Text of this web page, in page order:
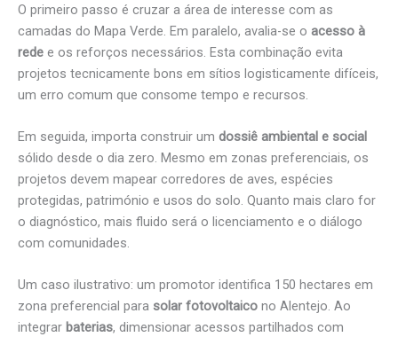
O primeiro passo é cruzar a área de interesse com as
camadas do Mapa Verde. Em paralelo, avalia-se o acesso à
rede e os reforços necessários. Esta combinação evita
projetos tecnicamente bons em sítios logisticamente difíceis,
um erro comum que consome tempo e recursos.
Em seguida, importa construir um dossiê ambiental e social
sólido desde o dia zero. Mesmo em zonas preferenciais, os
projetos devem mapear corredores de aves, espécies
protegidas, património e usos do solo. Quanto mais claro for
o diagnóstico, mais fluido será o licenciamento e o diálogo
com comunidades.
Um caso ilustrativo: um promotor identifica 150 hectares em
zona preferencial para solar fotovoltaico no Alentejo. Ao
integrar baterias, dimensionar acessos partilhados com